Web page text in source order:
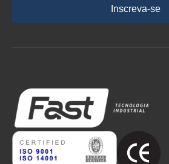
Inscreva-se